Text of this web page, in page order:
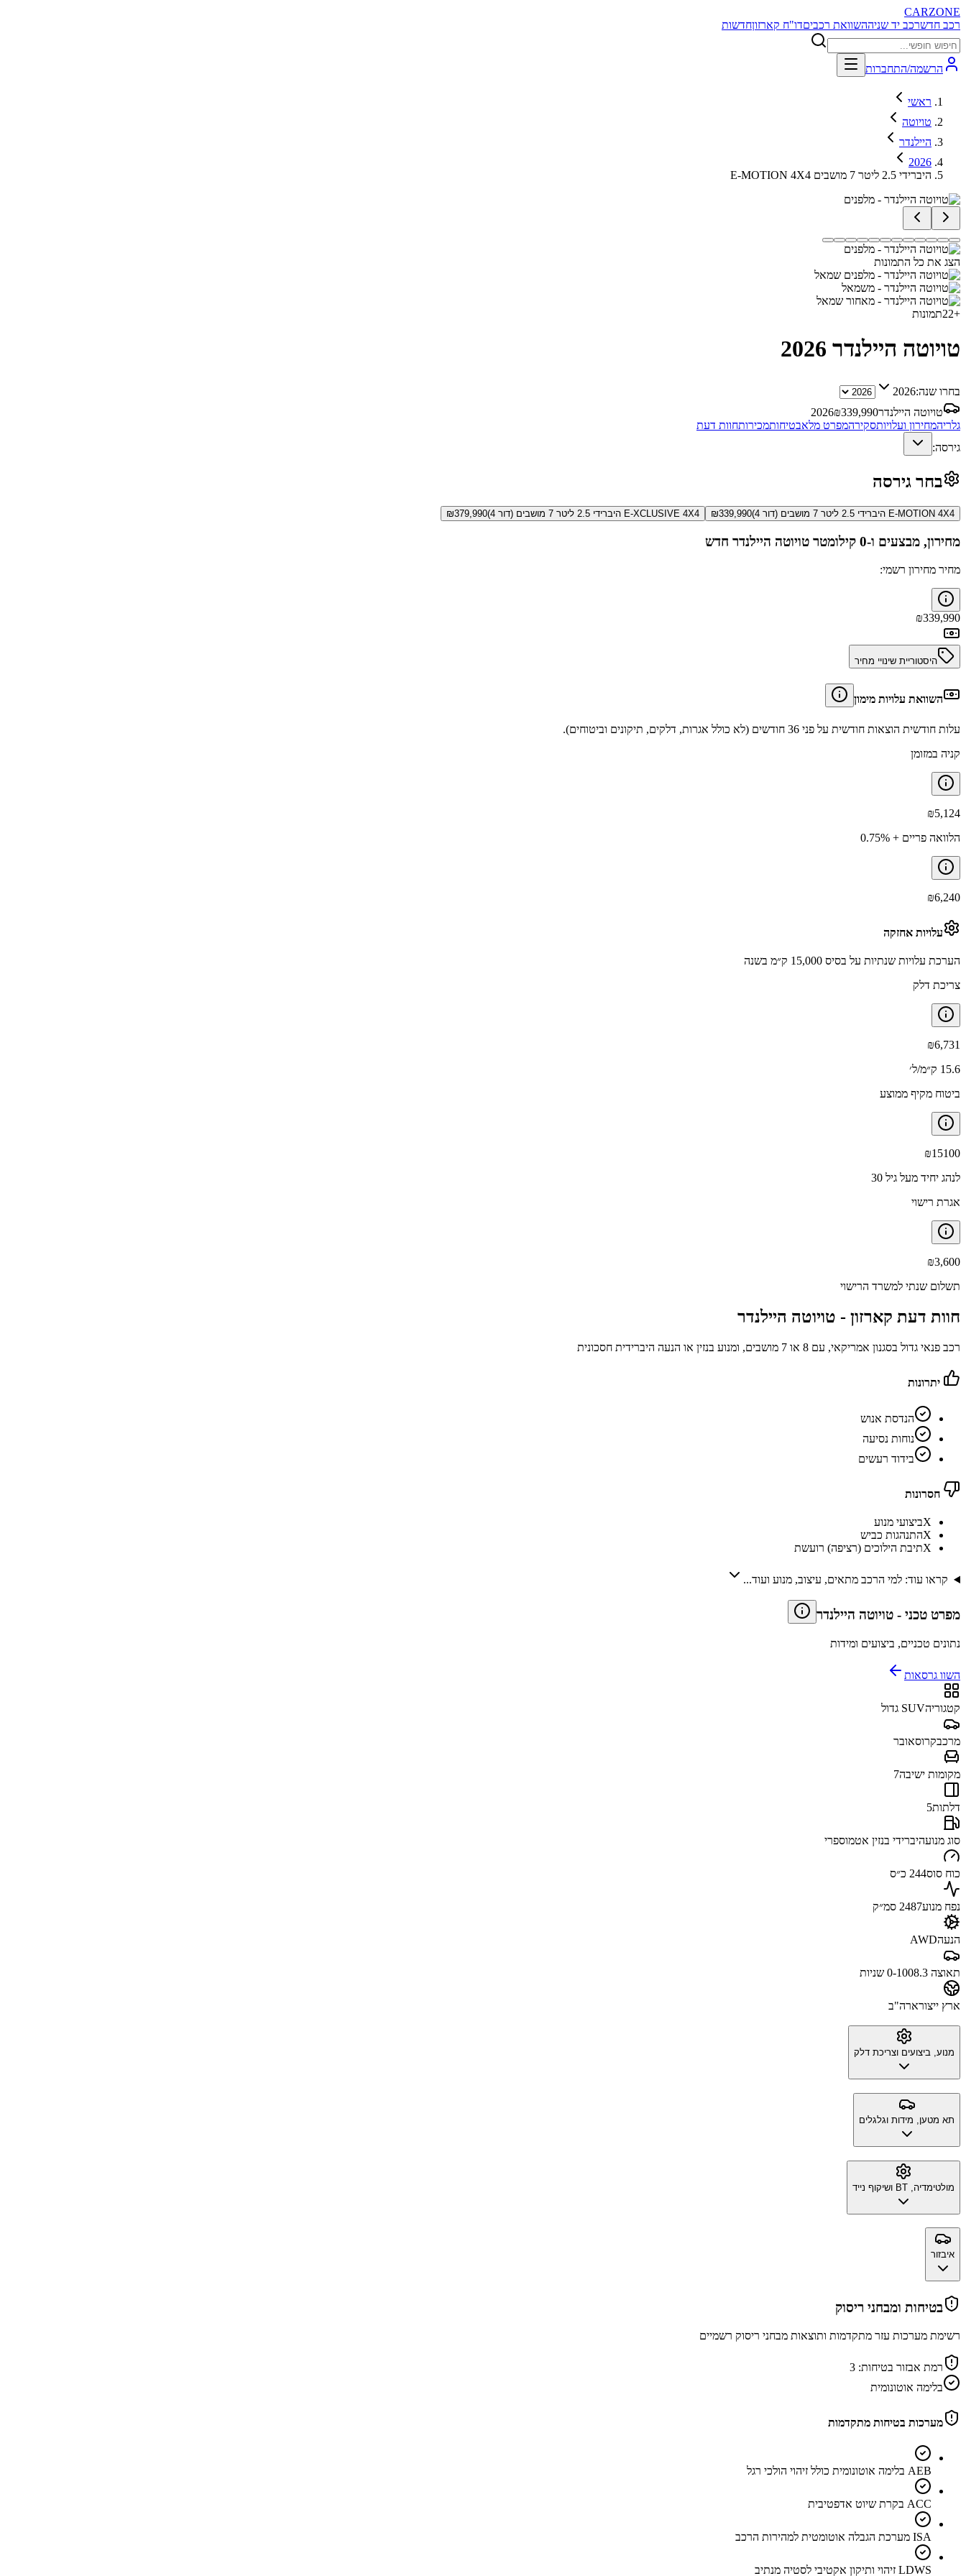
CARZONE
רכב חדשרכב יד שניההשוואת רכביםדו"ח קארזוןחדשות
הרשמה/התחברות
ראשי
טויוטה
היילנדר
2026
E-MOTION 4X4 היברידי 2.5 ליטר 7 מושבים
הצג את כל התמונות
+
22תמונות
טויוטה היילנדר 2026
בחרו שנה:2026
טויוטה היילנדר
2026₪339,990
גלריהמחירון ועלויותסקירהמפרט מלאבטיחותמכירותחוות דעת
גירסה:
בחר גירסה
E-MOTION 4X4 היברידי 2.5 ליטר 7 מושבים (דור 4) ₪339,990 E-XCLUSIVE 4X4 היברידי 2.5 ליטר 7 מושבים (דור 4) ₪379,990
מחירון, מבצעים ו-0 קילומטר טויוטה היילנדר חדש
מחיר מחירון רשמי:
₪339,990
היסטוריית שינויי מחיר
השוואת עלויות מימון
עלות חודשית הוצאות חודשית על פני 36 חודשים (לא כולל אגרות, דלקים, תיקונים וביטוחים).
קניה במזומן
₪5,124
הלוואה פריים + 0.75%
₪6,240
עלויות אחזקה
הערכת עלויות שנתיות על בסיס 15,000 ק״מ בשנה
צריכת דלק
₪6,731
15.6 ק״מ/ל׳
ביטוח מקיף ממוצע
₪15100
לנהג יחיד מעל גיל 30
אגרת רישוי
₪3,600
תשלום שנתי למשרד הרישוי
חוות דעת קארזון - טויוטה היילנדר
רכב פנאי גדול בסגנון אמריקאי, עם 8 או 7 מושבים, ומנוע בנזין או הנעה היברידית חסכונית
יתרונות
הנדסת אנוש
נוחות נסיעה
בידוד רעשים
חסרונות
Xביצועי מנוע
Xהתנהגות כביש
Xתיבת הילוכים (רציפה) רועשת
קראו עוד: למי הרכב מתאים, עיצוב, מנוע ועוד...
מפרט טכני - טויוטה היילנדר
נתונים טכניים, ביצועים ומידות
השוו גרסאות
קטגוריהSUV גדול
מרכבקרוסאובר
מקומות ישיבה7
דלתות5
סוג מנועהיברידי בנזין אטמוספרי
כוח סוס244 כ״ס
נפח מנוע2487 סמ״ק
הנעהAWD
תאוצה 0-100 8.3 שניות
ארץ ייצורארה"ב
מנוע, ביצועים וצריכת דלק
תא מטען, מידות וגלגלים
מולטימדיה, BT ושיקוף נייד
איבזור
בטיחות ומבחני ריסוק
רשימת מערכות עזר מתקדמות ותוצאות מבחני ריסוק רשמיים
רמת אבזור בטיחות: 3
בלימה אוטונומית
מערכות בטיחות מתקדמות
AEB בלימה אוטונומית כולל זיהוי הולכי רגל
ACC בקרת שיוט אדפטיבית
ISA מערכת הגבלה אוטומטית למהירות הרכב
LDWS זיהוי ותיקון אקטיבי לסטיה מנתיב